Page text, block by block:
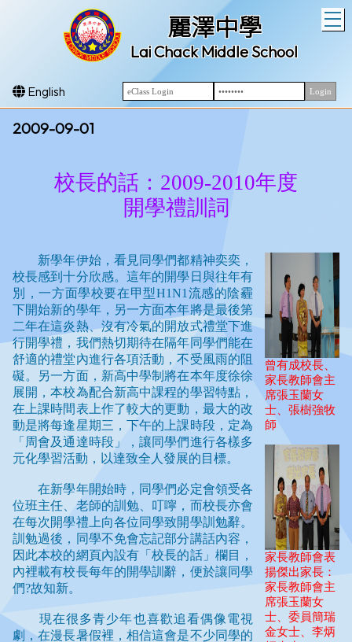
麗澤中學
Lai Chack Middle School
English
2009-09-01